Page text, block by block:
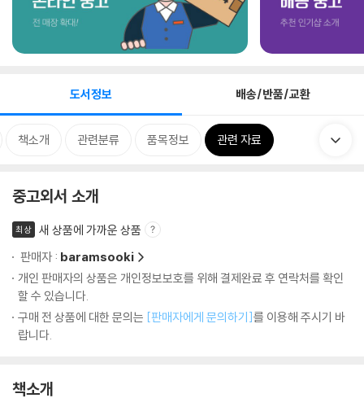
도서정보 배송/반품/교환
책소개 관련분류 품목정보 관련 자료
중고외서 소개
최상
새 상품에 가까운 상품
판매자 : baramsooki
개인 판매자의 상품은 개인정보보호를 위해 결제완료 후 연락처를 확인
할 수 있습니다.
구매 전 상품에 대한 문의는 [판매자에게 문의하기]를 이용해 주시기 바
랍니다.
책소개